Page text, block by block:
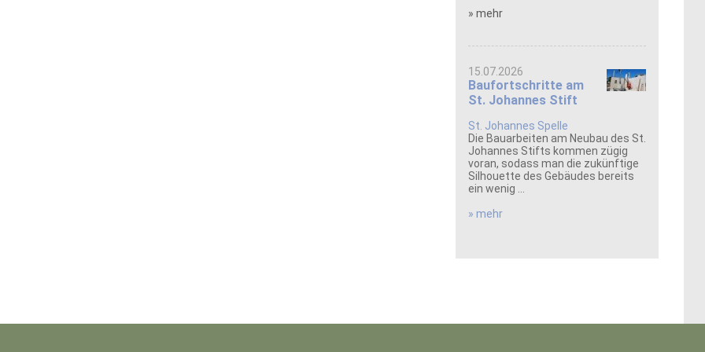
» mehr
15.07.2026
Baufortschritte am
St. Johannes Stift
St. Johannes Spelle
Die Bauarbeiten am Neubau des St.
Johannes Stifts kommen zügig
voran, sodass man die zukünftige
Silhouette des Gebäudes bereits
ein wenig ...
» mehr